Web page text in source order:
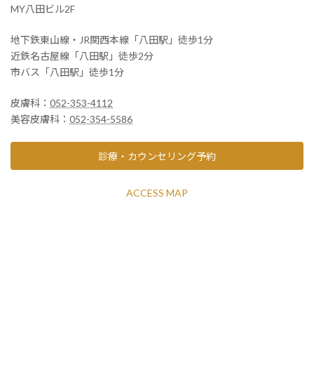
MY八田ビル2F
地下鉄東山線・JR関西本線「八田駅」徒歩1分
近鉄名古屋線「八田駅」徒歩2分
市バス「八田駅」徒歩1分
皮膚科： 052-353-4112
美容皮膚科： 052-354-5586
診療・カウンセリング予約
ACCESS MAP